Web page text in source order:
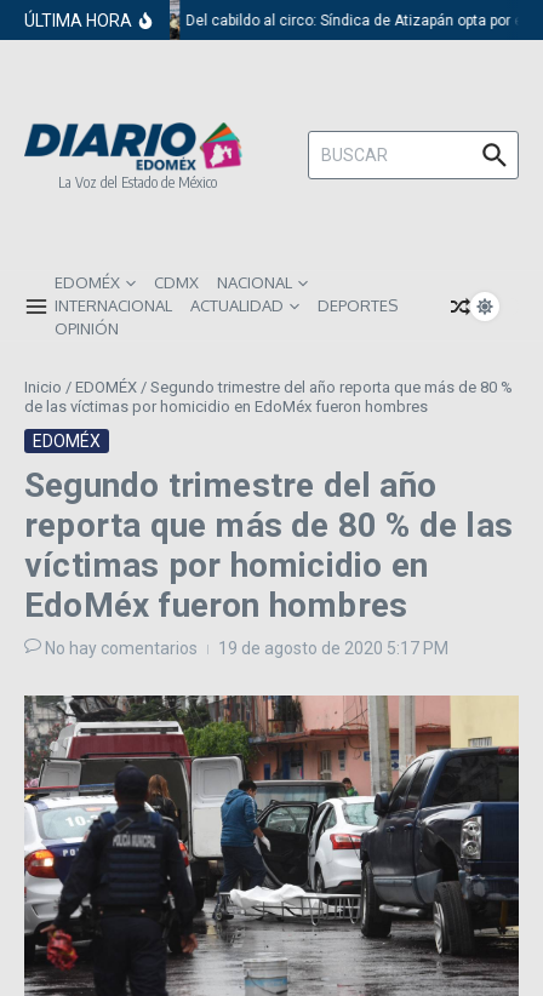
Saltar al contenido
ÚLTIMA HORA Del cabildo al circo: Síndica de Atizapán opta por el
La Voz del Estado de México
Buscar:
EDOMÉX CDMX
NACIONAL
INTERNACIONAL
ACTUALIDAD
DEPORTES
OPINIÓN
Inicio / EDOMÉX / Segundo trimestre del año reporta que más de 80 %
de las víctimas por homicidio en EdoMéx fueron hombres
EDOMÉX
Segundo trimestre del año
reporta que más de 80 % de las
víctimas por homicidio en
EdoMéx fueron hombres
No hay comentarios 19 de agosto de 2020 5:17 PM